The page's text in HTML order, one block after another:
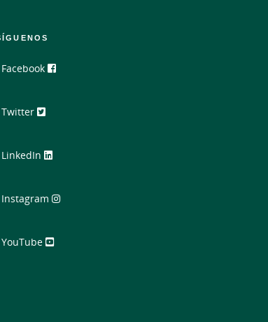
Facebook
Twitter
LinkedIn
Instagram
YouTube